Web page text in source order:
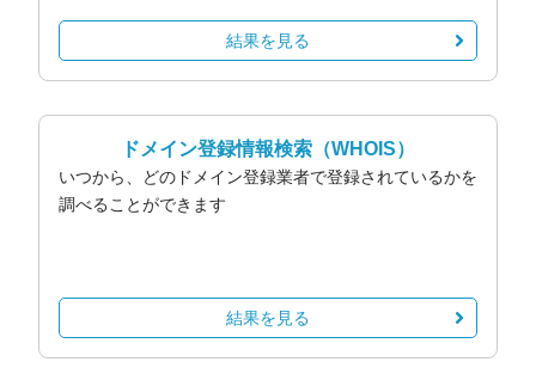
結果を見る
ドメイン登録情報検索 （WHOIS）
いつから、どのドメイン登録業者で登録されているかを
調べることができます
結果を見る